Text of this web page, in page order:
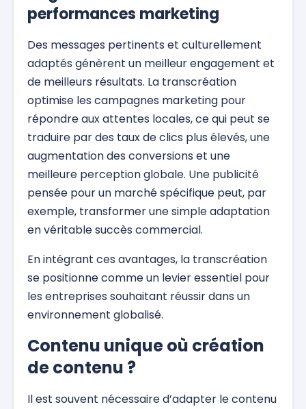
performances marketing
Des messages pertinents et culturellement
adaptés génèrent un meilleur engagement et
de meilleurs résultats. La transcréation
optimise les campagnes marketing pour
répondre aux attentes locales, ce qui peut se
traduire par des taux de clics plus élevés, une
augmentation des conversions et une
meilleure perception globale. Une publicité
pensée pour un marché spécifique peut, par
exemple, transformer une simple adaptation
en véritable succès commercial.
En intégrant ces avantages, la transcréation
se positionne comme un levier essentiel pour
les entreprises souhaitant réussir dans un
environnement globalisé.
Contenu unique où création
de contenu ?
Il est souvent nécessaire d’adapter le contenu